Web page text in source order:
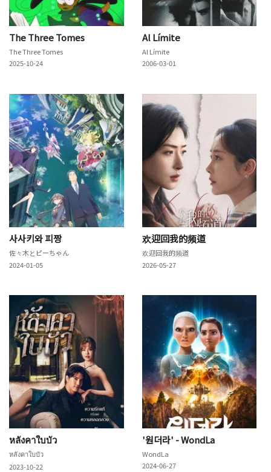
The Three Tomes
The Three Tomes
2025-10-24
Al Límite
Al Límite
2006-03-01
사사키와 피짱
佐々木とピーちゃん
2024-01-05
欢迎回我的频道
欢迎回我的频道
2026-05-27
หลังคาใบบัว
หลังคาใบบัว
2023-10-22
'원더라' - WondLa
WondLa
2024-06-27